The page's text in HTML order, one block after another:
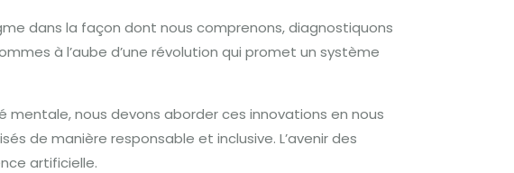
dans la façon dont nous comprenons, diagnostiquons
à l’aube d’une révolution qui promet un système
mentale, nous devons aborder ces innovations en nous
de manière responsable et inclusive. L’avenir des
artificielle.